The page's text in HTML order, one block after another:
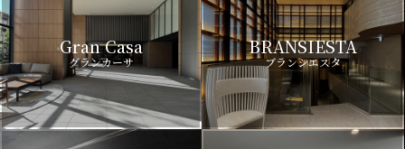
Gran Casa
グランカーサ
BRANSIESTA
ブランシエスタ